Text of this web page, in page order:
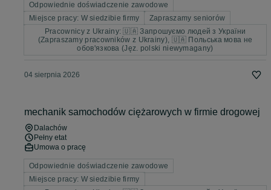
Odpowiednie doświadczenie zawodowe
Miejsce pracy: W siedzibie firmy
Zapraszamy seniorów
Pracownicy z Ukrainy: 🇺🇦 Запрошуємо людей з України
(Zapraszamy pracowników z Ukrainy), 🇺🇦 Польська мова не
обов'язкова (Jęz. polski niewymagany)
04 sierpnia 2026
mechanik samochodów ciężarowych w firmie drogowej
Dalachów
Pełny etat
Umowa o pracę
Odpowiednie doświadczenie zawodowe
Miejsce pracy: W siedzibie firmy